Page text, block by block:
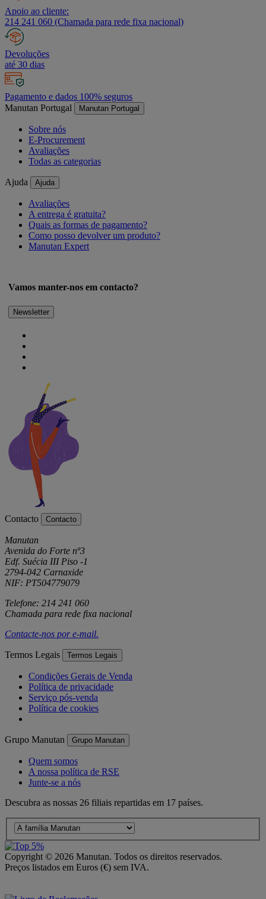
Apoio ao cliente:
214 241 060 (Chamada para rede fixa nacional)
Devoluções
até 30 dias
Pagamento e dados 100% seguros
Manutan Portugal
Manutan Portugal
Sobre nós
E-Procurement
Avaliações
Todas as categorias
Ajuda Ajuda
Avaliações
A entrega é gratuita?
Quais as formas de pagamento?
Como posso devolver um produto?
Manutan Expert
Vamos manter-nos em contacto?
Newsletter
Contacto Contacto
Manutan
Avenida do Forte nº3
Edf. Suécia III Piso -1
2794-042 Carnaxide
NIF: PT504779079
Telefone: 214 241 060
Chamada para rede fixa nacional
Contacte-nos pore-mail.
Termos Legais Termos Legais
Condições Gerais de Venda
Política de privacidade
Serviço pós-venda
Política de cookies
Grupo Manutan Grupo Manutan
Quem somos
A nossa política de RSE
Junte-se a nós
Descubra as nossas 26 filiais repartidas em 17 países.
Copyright © 2026 Manutan. Todos os direitos reservados.
Preços listados em Euros (€) sem IVA.